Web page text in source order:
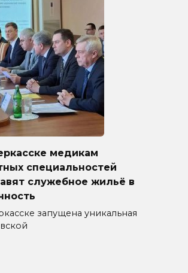
медикам
специальностей
служебное жильё в
запущена уникальная